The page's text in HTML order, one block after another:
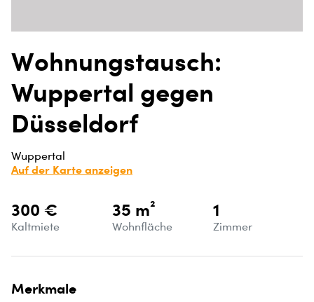
Wohnungstausch:
Wuppertal gegen
Düsseldorf
Wuppertal
Auf der Karte anzeigen
300 €
Kaltmiete
35 m²
Wohnfläche
1
Zimmer
Merkmale